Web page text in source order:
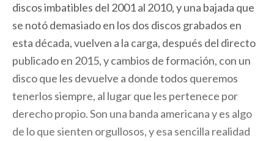
discos imbatibles del 2001 al 2010, y una bajada que
se notó demasiado en los dos discos grabados en
esta década, vuelven a la carga, después del directo
publicado en 2015, y cambios de formación, con un
disco que les devuelve a donde todos queremos
tenerlos siempre, al lugar que les pertenece por
derecho propio. Son una banda americana y es algo
de lo que sienten orgullosos, y esa sencilla realidad